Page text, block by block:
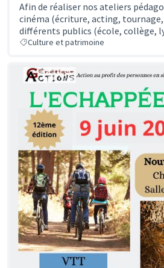
Afin de réaliser nos ateliers
cinéma (écriture, acting,
différents publics (école, collège,
Culture et patrimoine